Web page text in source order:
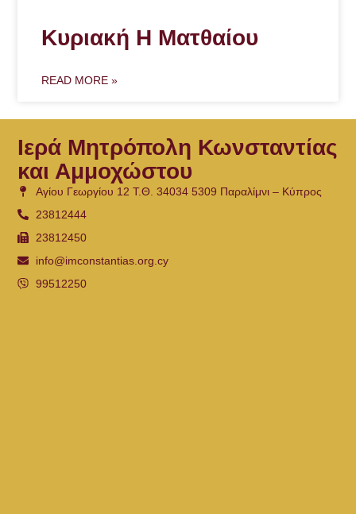
Κυριακή Η Ματθαίου
READ MORE »
Ιερά Μητρόπολη Κωνσταντίας
και Αμμοχώστου
Αγίου Γεωργίου 12 Τ.Θ. 34034 5309 Παραλίμνι – Κύπρος
23812444
23812450
info@imconstantias.org.cy
99512250